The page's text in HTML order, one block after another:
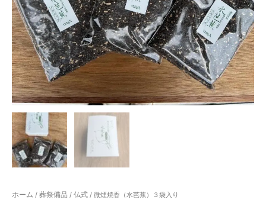
ホーム / 葬祭備品 / 仏式 / 微煙焼香（水芭蕉）３袋入り